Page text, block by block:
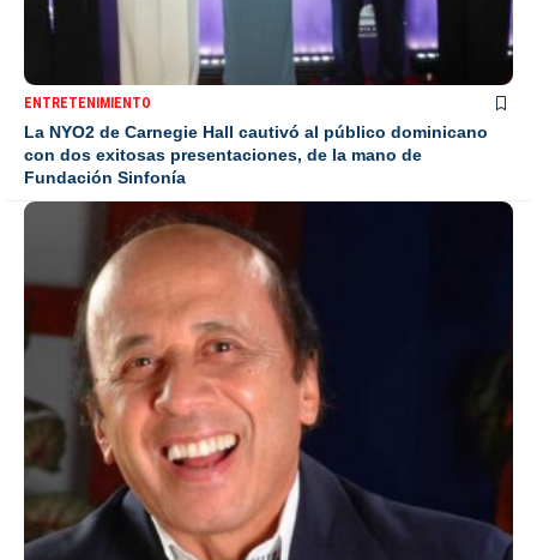
ENTRETENIMIENTO
La NYO2 de Carnegie Hall cautivó al público dominicano
con dos exitosas presentaciones, de la mano de
Fundación Sinfonía